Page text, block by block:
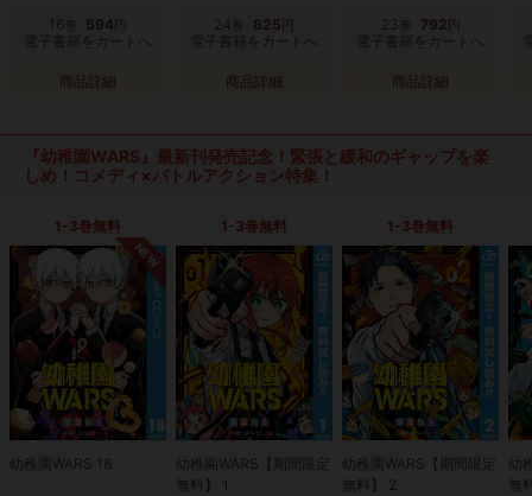
16 594
電子書籍をカートへ
商品詳細
24
825
電子書籍をカートへ
商品詳細
ャ』でレベル９９９９の
ーティーメンバーと世界
23 792
電子書籍をカートへ
商品詳細
残
『幼稚園WARS』最新刊発売記念！緊張と緩和のギャップを楽
しめ！コメディ×バトルアクション特集！
1-3巻無料
NEW
幼稚園WARS 18
1-3巻無料
幼稚園WARS【期間限定
無料】 1
1-3巻無料
幼稚園WARS【期間限定
無料】 2
幼